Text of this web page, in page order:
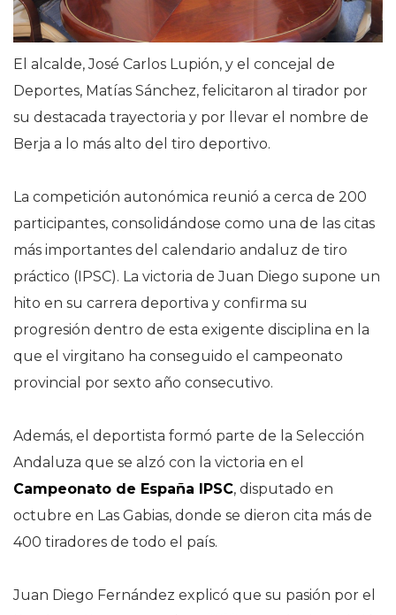
El alcalde, José Carlos Lupión, y el concejal de
Deportes, Matías Sánchez, felicitaron al tirador por
su destacada trayectoria y por llevar el nombre de
Berja a lo más alto del tiro deportivo.
La competición autonómica reunió a cerca de 200
participantes, consolidándose como una de las citas
más importantes del calendario andaluz de tiro
práctico (IPSC). La victoria de Juan Diego supone un
hito en su carrera deportiva y confirma su
progresión dentro de esta exigente disciplina en la
que el virgitano ha conseguido el campeonato
provincial por sexto año consecutivo.
Además, el deportista formó parte de la Selección
Andaluza que se alzó con la victoria en el
Campeonato de España IPSC, disputado en
octubre en Las Gabias, donde se dieron cita más de
400 tiradores de todo el país.
Juan Diego Fernández explicó que su pasión por el